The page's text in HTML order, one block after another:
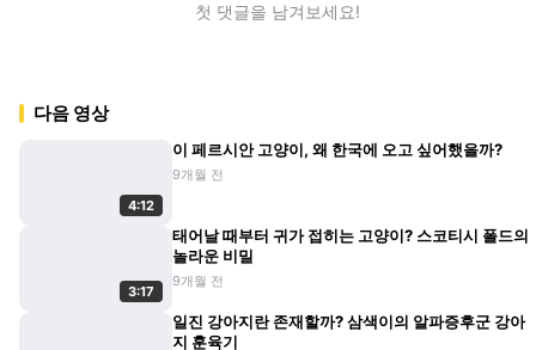
첫 댓글을 남겨보세요!
다음 영상
4:12
이 페르시안 고양이, 왜 한국에 오고 싶어했을까?
9개월 전
3:17
태어날 때부터 귀가 접히는 고양이? 스코티시 폴드의
놀라운 비밀
9개월 전
일진 강아지란 존재할까? 삼색이의 알파증후군 강아
지 훈육기